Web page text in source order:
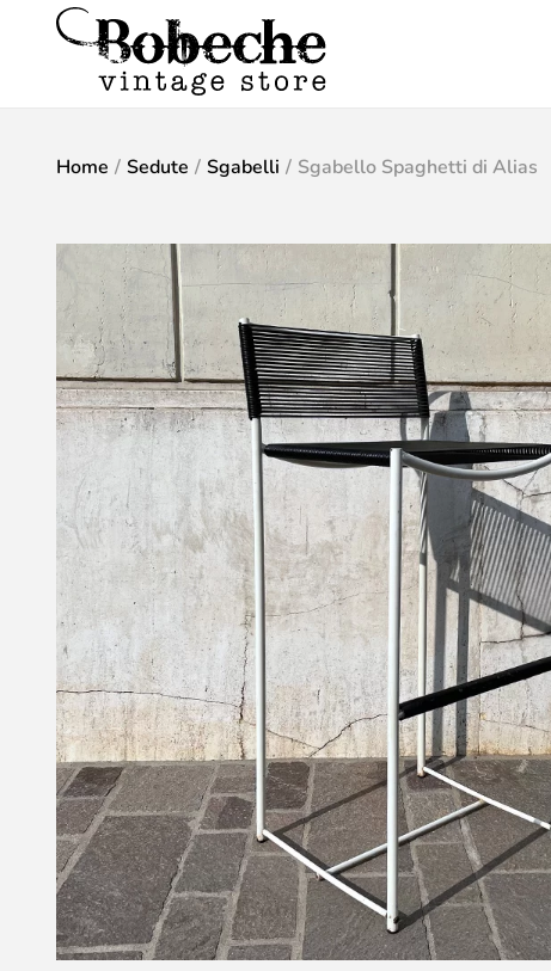
Home / Sedute / Sgabelli / Sgabello Spaghetti di Alias